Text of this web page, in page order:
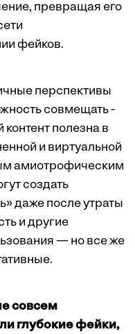
превращая его
фейков.
перспективы
совмещать
полезна в
и виртуальной
амиотрофическим
создать
даже после утраты
и другие
— но все же
совсем
глубокие фейки,